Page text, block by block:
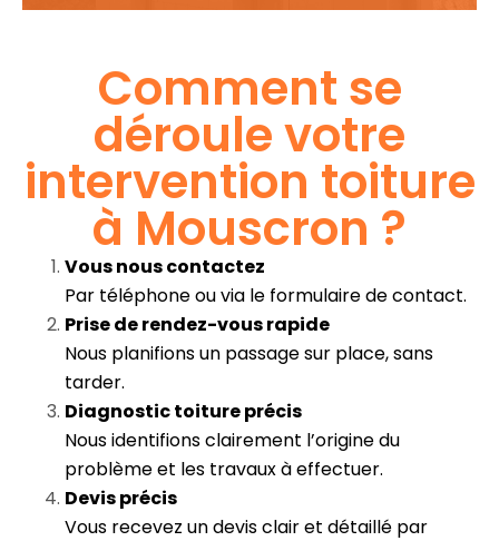
Comment se
déroule votre
intervention toiture
à Mouscron ?
Vous nous contactez
Par téléphone ou via le formulaire de contact.
Prise de rendez-vous rapide
Nous planifions un passage sur place, sans
tarder.
Diagnostic toiture précis
Nous identifions clairement l’origine du
problème et les travaux à effectuer.
Devis précis
Vous recevez un devis clair et détaillé par